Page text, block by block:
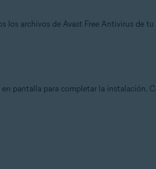
los archivos de Avast Free Antivirus de
pantalla para completar la instalación.